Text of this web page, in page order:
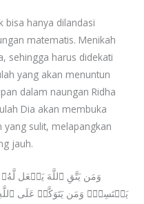
bisa hanya dilandasi
matematis. Menikah
sehingga harus didekati
yang akan menuntun
dalam naungan Ridha
Dia akan membuka
sulit, melapangkan
jauh.
یَحۡتَسِبُۚ وَمَن یَتَوَكَّلۡ عَلَى